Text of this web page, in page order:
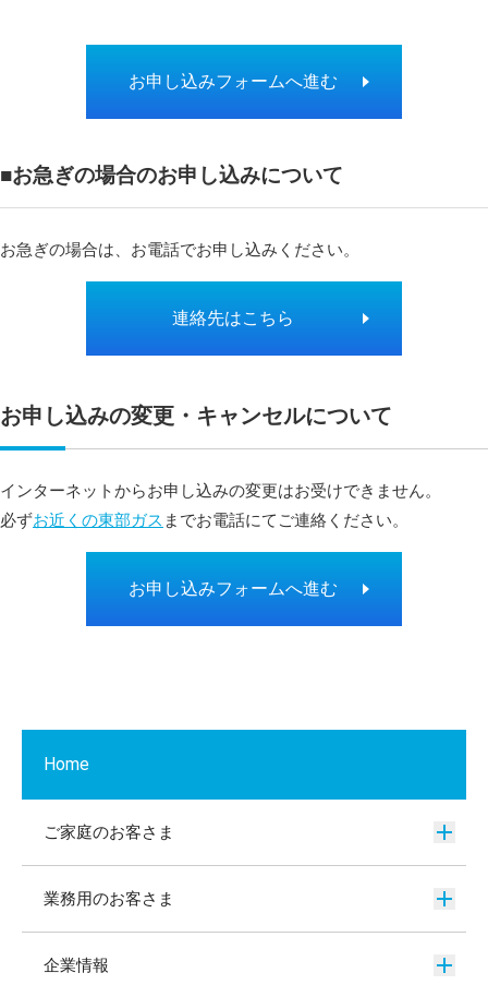
お申し込みフォームへ進む
■お急ぎの場合のお申し込みについて
お急ぎの場合は、お電話でお申し込みください。
連絡先はこちら
お申し込みの変更・キャンセルについて
インターネットからお申し込みの変更はお受けできません。
必ずお近くの東部ガス までお電話にてご連絡ください。
お申し込みフォームへ進む
Home
ご家庭のお客さま
業務用のお客さま
企業情報